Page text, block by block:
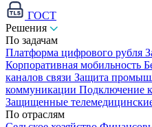
ГОСТ
Решения
По задачам
Платформа цифрового рубля
Корпоративная мобильность
каналов связи Защита
коммуникации Подключение
Защищенные
По отраслям